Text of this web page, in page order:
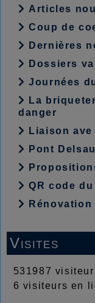
Articles
Coup de
Dernières
Dossiers
Journées
La
danger
Liaison
Pont
QR code du
Rénovation
Visites
531987
6 visiteurs en